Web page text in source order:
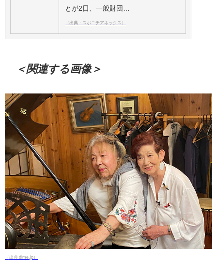
とが2日、一般財団…
（出典：スポニチアネックス）
＜関連する画像＞
（出典 dime.jp）